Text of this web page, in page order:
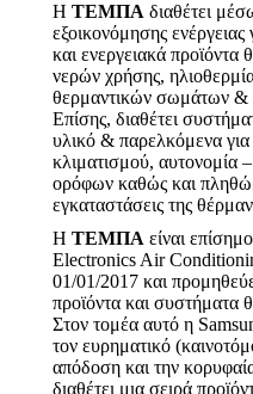
Η ΤΕΜΠΑ διαθέτει
εξοικονόμησης ενέργειας
και ενεργειακά
νερών χρήσης,
θερμαντικών σωμάτων &
Επίσης, διαθέτει
υλικό & παρελκόμενα
κλιματισμού, αυτονομία
ορόφων καθώς και
εγκαταστάσεις της
Η ΤΕΜΠΑ είναι
Electronics Air
01/01/2017 και
προϊόντα και συστήματα
Στον τομέα αυτό η
τον ευρηματικό
απόδοση και την
διαθέτει μια σειρά